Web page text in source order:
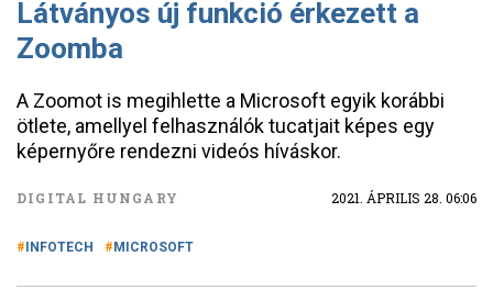
Látványos új funkció érkezett a
Zoomba
A Zoomot is megihlette a Microsoft egyik korábbi
ötlete, amellyel felhasználók tucatjait képes egy
képernyőre rendezni videós híváskor.
DIGITAL HUNGARY 2021. ÁPRILIS 28. 06:06
INFOTECH MICROSOFT